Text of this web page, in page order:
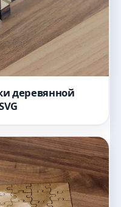
деревянной